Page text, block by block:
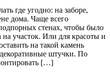
где угодно: на заборе,
дома. Чаще всего
стенах, чтобы было
на участок. Или для красоты и
на такой камень
штучки. По
[…]